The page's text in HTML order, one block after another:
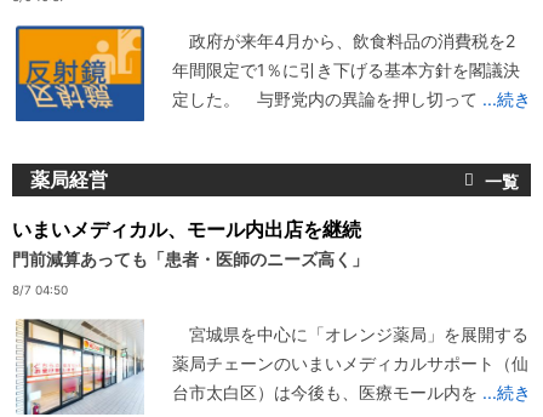
政府が来年4月から、飲食料品の消費税を2
年間限定で1％に引き下げる基本方針を閣議決
定した。 与野党内の異論を押し切って ...続き
薬局経営
いまいメディカル、モール内出店を継続
門前減算あっても「患者・医師のニーズ高く」
8/7 04:50
宮城県を中心に「オレンジ薬局」を展開する
薬局チェーンのいまいメディカルサポート（仙
台市太白区）は今後も、医療モール内を ...続き